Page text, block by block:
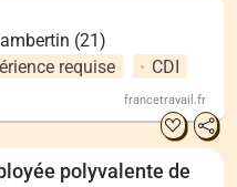
(21)
requise CDI
francetravail.fr
polyvalente de